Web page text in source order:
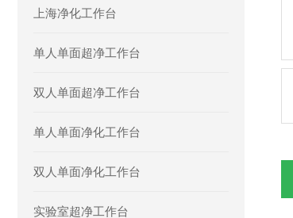
上海净化工作台
单人单面超净工作台
双人单面超净工作台
单人单面净化工作台
双人单面净化工作台
实验室超净工作台